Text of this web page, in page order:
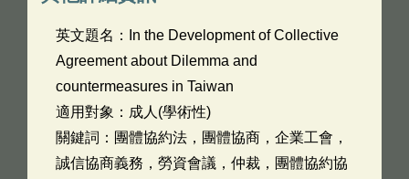
英文題名：
In the Development of Collective
Agreement about Dilemma and
countermeasures in Taiwan
適用對象：成人(學術性)
關鍵詞：團體協約法，團體協商，企業工會，
誠信協商義務，勞資會議，仲裁，團體協約協